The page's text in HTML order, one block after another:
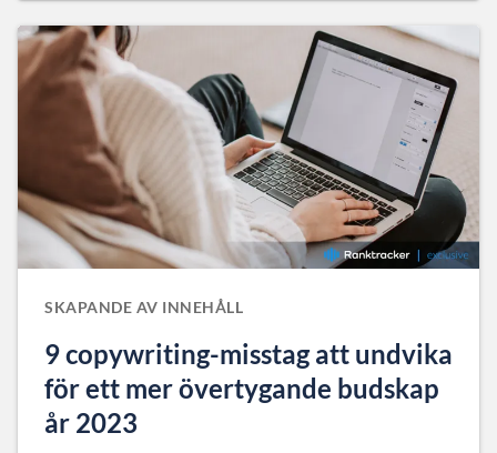
SKAPANDE AV INNEHÅLL
9 copywriting-misstag att undvika
för ett mer övertygande budskap
år 2023